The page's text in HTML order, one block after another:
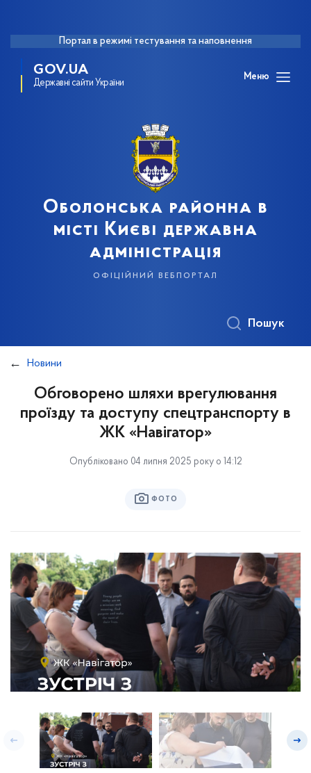
Портал в режимі тестування та наповнення
GOV.UA
Державні сайти України
Меню
Оболонська районна в
місті Києві державна
адміністрація
офіційний вебпортал
Пошук
Новини
Обговорено шляхи врегулювання
проїзду та доступу спецтранспорту в
ЖК «Навігатор»
Опубліковано 04 липня 2025 року о 14:12
ФОТО